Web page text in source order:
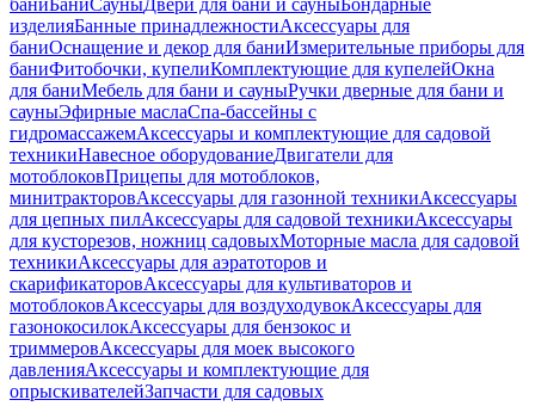
баниБаниСауныДвери для бани и сауныБондарные
изделияБанные принадлежностиАксессуары для
баниОснащение и декор для баниИзмерительные приборы для
баниФитобочки, купелиКомплектующие для купелейОкна
для баниМебель для бани и сауныРучки дверные для бани и
сауныЭфирные маслаСпа-бассейны с
гидромассажемАксессуары и комплектующие для садовой
техникиНавесное оборудованиеДвигатели для
мотоблоковПрицепы для мотоблоков,
минитракторовАксессуары для газонной техникиАксессуары
для цепных пилАксессуары для садовой техникиАксессуары
для кусторезов, ножниц садовыхМоторные масла для садовой
техникиАксессуары для аэратоторов и
скарификаторовАксессуары для культиваторов и
мотоблоковАксессуары для воздуходувокАксессуары для
газонокосилокАксессуары для бензокос и
триммеровАксессуары для моек высокого
давленияАксессуары и комплектующие для
опрыскивателейЗапчасти для садовых